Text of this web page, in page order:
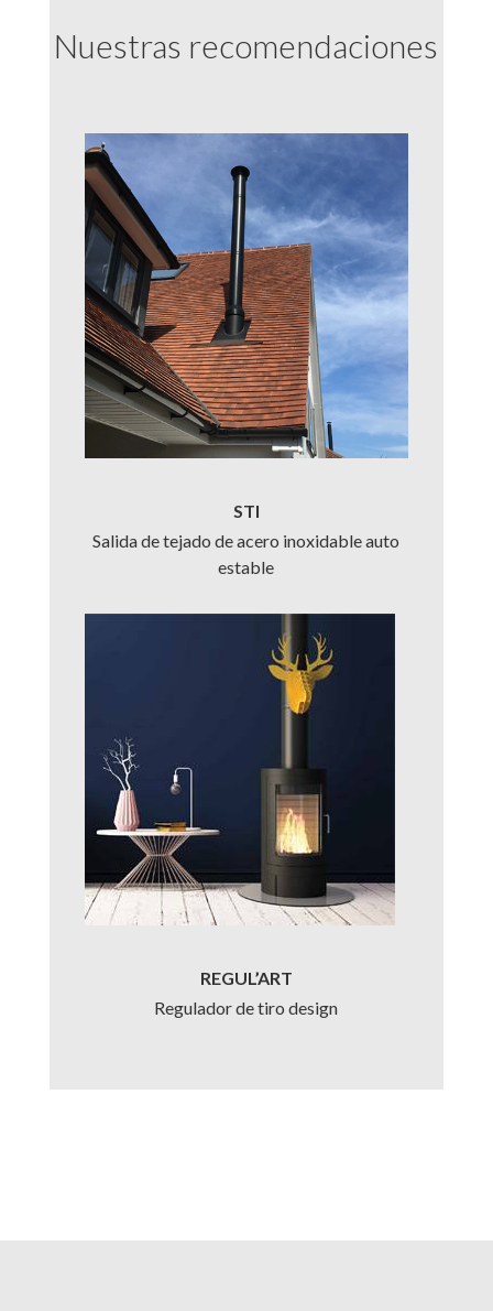
Nuestras recomendaciones
STI
Salida de tejado de acero inoxidable auto
estable
REGUL’ART
Regulador de tiro design